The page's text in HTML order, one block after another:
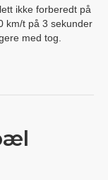
ikke forberedt på
km/t på 3 sekunder
med tog.